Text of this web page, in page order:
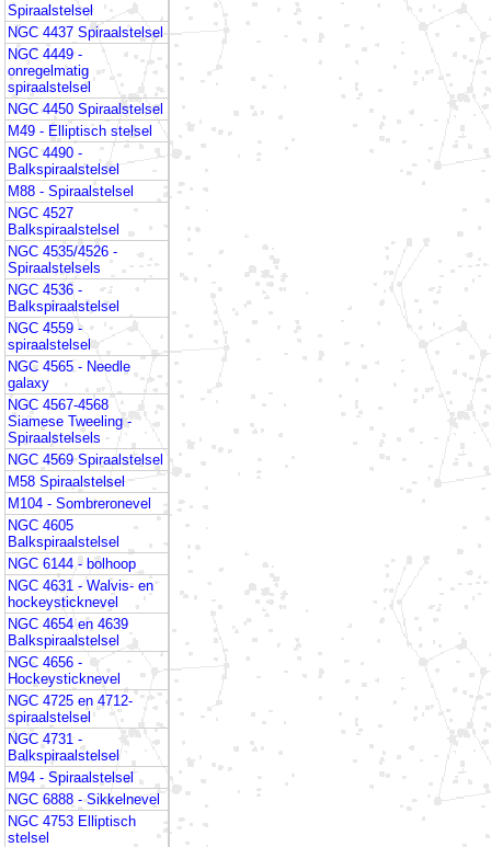
Spiraalstelsel
NGC 4437 Spiraalstelsel
NGC 4449 -
onregelmatig
spiraalstelsel
NGC 4450 Spiraalstelsel
M49 - Elliptisch stelsel
NGC 4490 -
Balkspiraalstelsel
M88 - Spiraalstelsel
NGC 4527
Balkspiraalstelsel
NGC 4535/4526 -
Spiraalstelsels
NGC 4536 -
Balkspiraalstelsel
NGC 4559 -
spiraalstelsel
NGC 4565 - Needle
galaxy
NGC 4567-4568
Siamese Tweeling -
Spiraalstelsels
NGC 4569 Spiraalstelsel
M58 Spiraalstelsel
M104 - Sombreronevel
NGC 4605
Balkspiraalstelsel
NGC 6144 - bolhoop
NGC 4631 - Walvis- en
hockeysticknevel
NGC 4654 en 4639
Balkspiraalstelsel
NGC 4656 -
Hockeysticknevel
NGC 4725 en 4712-
spiraalstelsel
NGC 4731 -
Balkspiraalstelsel
M94 - Spiraalstelsel
NGC 6888 - Sikkelnevel
NGC 4753 Elliptisch
stelsel